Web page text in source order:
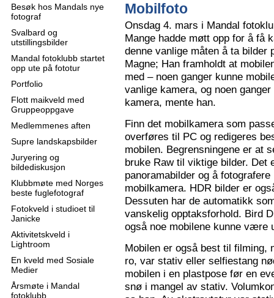
Besøk hos Mandals nye
fotograf
Svalbard og
utstillingsbilder
Mandal fotoklubb startet
opp ute på fototur
Portfolio
Flott maikveld med
Gruppeoppgave
Medlemmenes aften
Supre landskapsbilder
Juryering og
bildediskusjon
Klubbmøte med Norges
beste fuglefotograf
Fotokveld i studioet til
Janicke
Aktivitetskveld i
Lightroom
En kveld med Sosiale
Medier
Årsmøte i Mandal
fotoklubb
Mobilfoto
Onsdag 4. mars i Mandal
Mange hadde møtt opp for å få
denne vanlige måten å ta bilder
Magne; Han framholdt at
med – noen ganger kunne
vanlige kamera, og noen
kamera, mente han.
Finn det mobilkamera som
overføres til PC og redigeres
mobilen. Begrensningene er at
bruke Raw til viktige bilder. Det
panoramabilder og å
mobilkamera. HDR bilder er
Dessuten har de automatikk
vanskelig opptaksforhold. Bird
også noe mobilene kunne være
Mobilen er også best til filming,
ro, var stativ eller selfiestang
mobilen i en plastpose før en
snø i mangel av stativ.